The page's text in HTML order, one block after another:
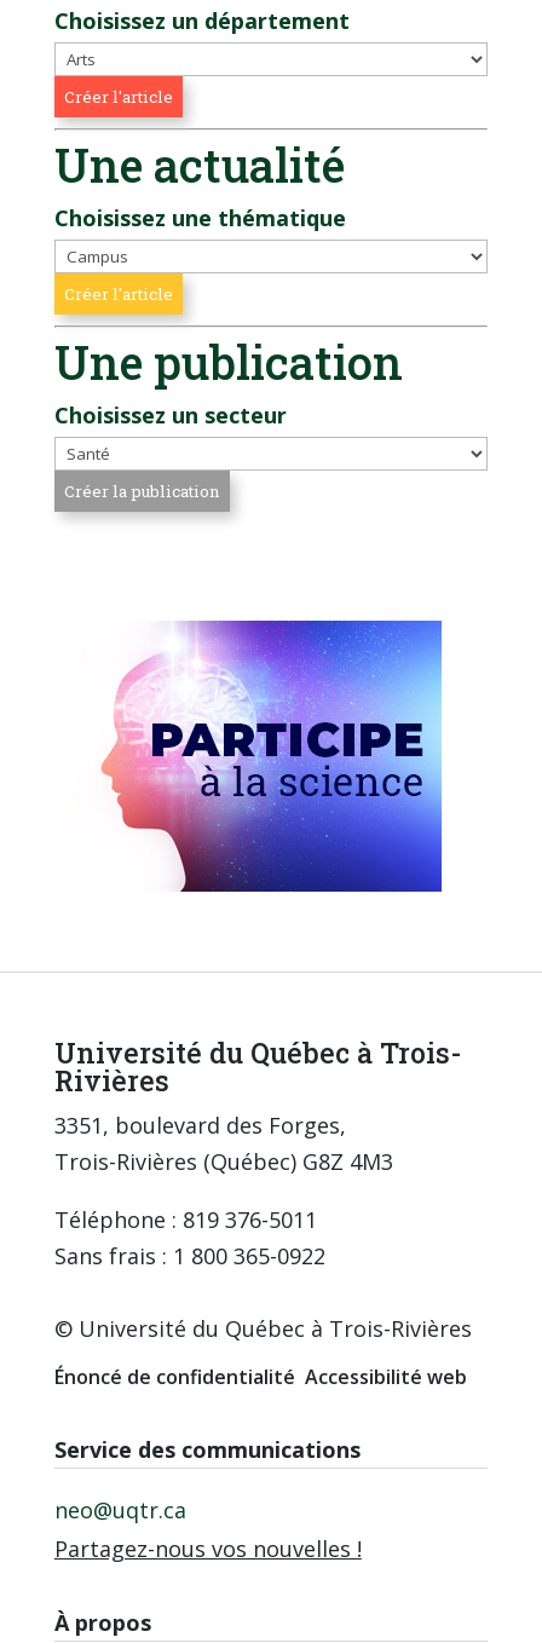
Choisissez un département
Une actualité
Choisissez une thématique
Une publication
Choisissez un secteur
Université du Québec à Trois-
Rivières
3351, boulevard des Forges,
Trois-Rivières (Québec) G8Z 4M3
Téléphone : 819 376-5011
Sans frais : 1 800 365-0922
© Université du Québec à Trois-Rivières
Énoncé de confidentialité Accessibilité web
Service des communications
neo@uqtr.ca
Partagez-nous vos nouvelles !
À propos